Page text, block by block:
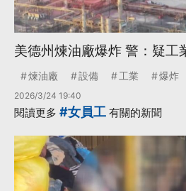
美德州煉油廠爆炸 警：疑工
煉油廠 設備 工業 爆炸
2026/3/24 19:40
閱讀更多 #女員工 有關的新聞